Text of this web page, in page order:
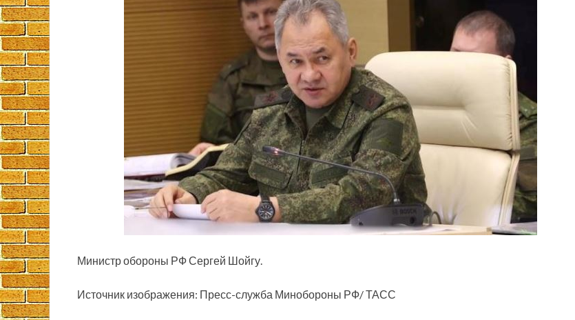
Министр обороны РФ Сергей Шойгу.
Источник изображения: Пресс-служба Минобороны РФ/ ТАСС